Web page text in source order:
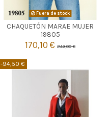
Fuera de stock
CHAQUETÓN MARAE MUJER
19805
170,10 €243,00 €
 Agotado
-94,50 €